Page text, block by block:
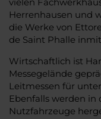
Herrenhausen und
die Werke von
de Saint Phalle
Wirtschaftlich ist
Messegelände
Leitmessen für
Ebenfalls werden in
Nutzfahrzeuge